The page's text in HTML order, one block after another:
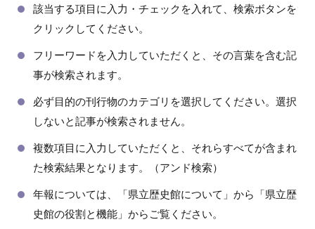
該当する項目に入力・チェックを入れて、検索ボタンを
クリックしてください。
フリーワードを入力していただくと、その言葉を含む記
事が検索されます。
必ず目的の刊行物のカテゴリを選択してください。選択
しないと記事が検索されません。
複数項目に入力していただくと、それらすべてが含まれ
た検索結果となります。（アンド検索）
年報については、「県立歴史館について」から「県立歴
史館の役割と機能」からご覧ください。